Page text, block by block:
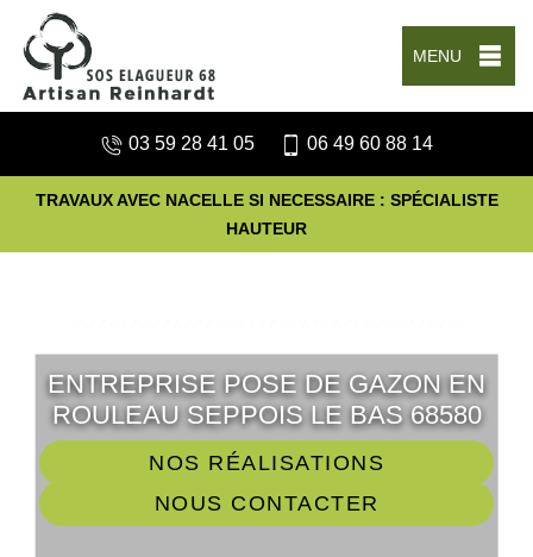
MENU
03 59 28 41 05 06 49 60 88 14
TRAVAUX AVEC NACELLE SI NECESSAIRE : SPÉCIALISTE
HAUTEUR
ENTREPRISE POSE DE GAZON EN
ROULEAU SEPPOIS LE BAS 68580
NOS RÉALISATIONS
NOUS CONTACTER